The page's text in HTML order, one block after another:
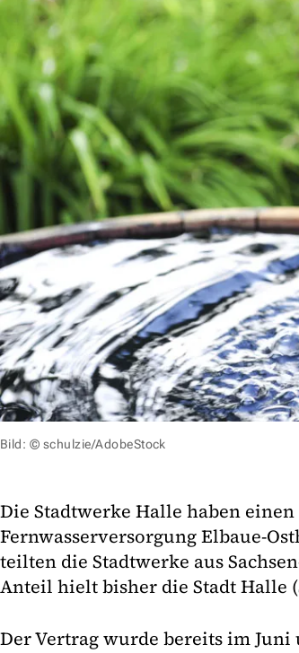
Bild: © schulzie/AdobeStock
Die Stadtwerke Halle haben
Fernwasserversorgung Elbaue-
teilten die Stadtwerke aus
Anteil hielt bisher die Stadt Halle
Der Vertrag wurde bereits im